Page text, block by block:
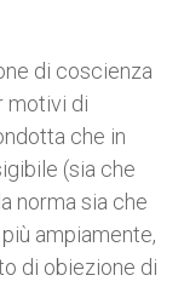
di coscienza
motivi di
che in
(sia che
norma sia che
ampiamente,
di obiezione di